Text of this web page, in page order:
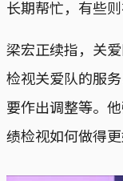
长期帮忙，有些
梁宏正续指，关
检视关爱队的服
要作出调整等。
绩检视如何做得更